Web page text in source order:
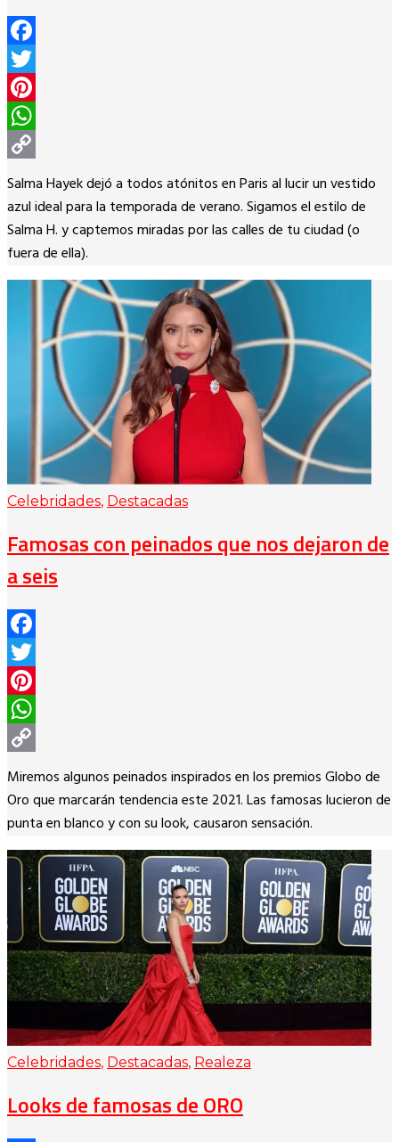
Facebook
Twitter
Pinterest
WhatsApp
Copy
Link
Salma Hayek dejó a todos atónitos en Paris al lucir un vestido
azul ideal para la temporada de verano. Sigamos el estilo de
Salma H. y captemos miradas por las calles de tu ciudad (o
fuera de ella).
Celebridades, Destacadas
Famosas con peinados que nos dejaron de
a seis
Facebook
Twitter
Pinterest
WhatsApp
Copy
Link
Miremos algunos peinados inspirados en los premios Globo de
Oro que marcarán tendencia este 2021. Las famosas lucieron de
punta en blanco y con su look, causaron sensación.
Celebridades, Destacadas, Realeza
Looks de famosas de ORO